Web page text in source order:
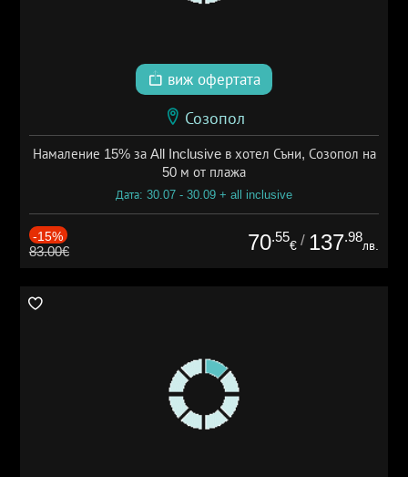
виж офертата
Созопол
Намаление 15% за All Inclusive в хотел Съни, Созопол на
50 м от плажа
Дата: 30.07 - 30.09 + all inclusive
-15%
83.00€ 70.55
€ / 137.98
лв.